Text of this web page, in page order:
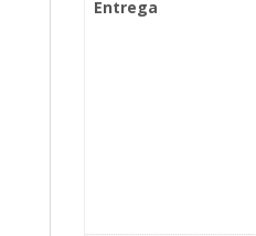
Entrega